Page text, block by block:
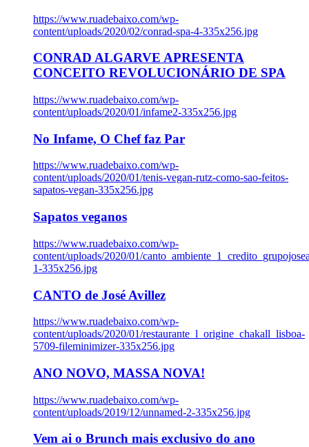
https://www.ruadebaixo.com/wp-
content/uploads/2020/02/conrad-spa-4-335x256.jpg
CONRAD ALGARVE APRESENTA
CONCEITO REVOLUCIONÁRIO DE SPA
https://www.ruadebaixo.com/wp-
content/uploads/2020/01/infame2-335x256.jpg
No Infame, O Chef faz Par
https://www.ruadebaixo.com/wp-
content/uploads/2020/01/tenis-vegan-rutz-como-sao-feitos-
sapatos-vegan-335x256.jpg
Sapatos veganos
https://www.ruadebaixo.com/wp-
content/uploads/2020/01/
1-335x256.jpg
CANTO de José Avillez
https://www.ruadebaixo.com/wp-
content/uploads/2020/01/restaurante_l_origine_chakall_lisboa-
5709-fileminimizer-335x256.jpg
ANO NOVO, MASSA NOVA!
https://www.ruadebaixo.com/wp-
content/uploads/2019/12/unnamed-2-335x256.jpg
Vem ai o Brunch mais exclusivo do ano